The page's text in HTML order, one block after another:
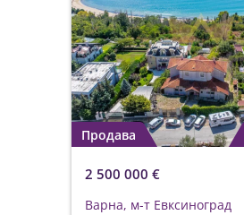
Продава
2 500 000 €
Варна, м-т Евксиноград